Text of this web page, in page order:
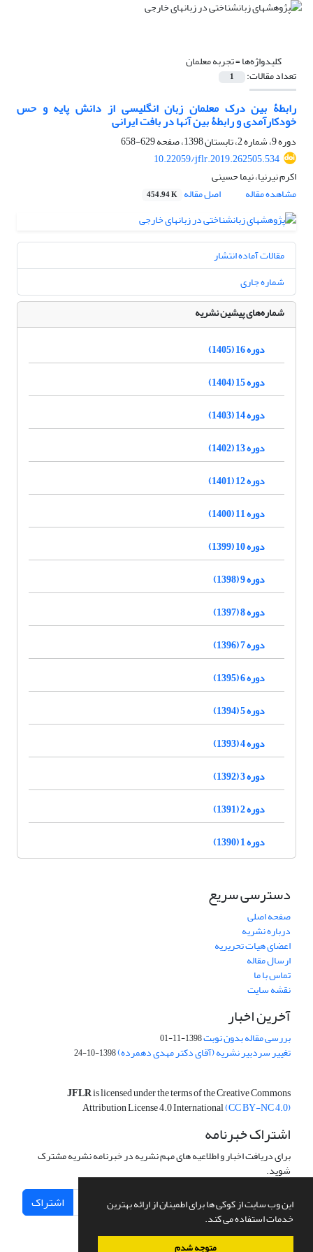
این وب سایت از کوکی ها برای اطمینان از ارائه بهترین
خدمات استفاده می کند.
متوجه شدم
کلیدواژه‌ها =تجربه معلمان
تعداد مقالات: 1
رابطۀ بین درک معلمان زبان انگلیسی از دانش پایه و حس
خودکارآمدی و رابطۀ بین آنها در بافت ایرانی
دوره 9، شماره 2، تابستان 1398، صفحه
629-658
10.22059/jflr.2019.262505.534
اکرم نیرنیا، نیما حسینی
مشاهده مقاله
اصل مقاله 454.94 K
مقالات آماده انتشار
شماره جاری
شماره‌های پیشین نشریه
دوره 16 (1405)
دوره 15 (1404)
دوره 14 (1403)
دوره 13 (1402)
دوره 12 (1401)
دوره 11 (1400)
دوره 10 (1399)
دوره 9 (1398)
دوره 8 (1397)
دوره 7 (1396)
دوره 6 (1395)
دوره 5 (1394)
دوره 4 (1393)
دوره 3 (1392)
دوره 2 (1391)
دوره 1 (1390)
دسترسی سریع
صفحه اصلی
درباره نشریه
اعضای هیات تحریریه
ارسال مقاله
تماس با ما
نقشه سایت
آخرین اخبار
بررسی مقاله بدون نوبت1398-11-01
تغییر سردبیر نشریه (آقای دکتر مهدی دهمرده)1398-10-24
JFLRis licensed under the terms of the Creative Commons
Attribution License 4.0 International(CC BY-NC 4.0)
اشتراک خبرنامه
برای دریافت اخبار و اطلاعیه های مهم نشریه در خبرنامه نشریه مشترک
شوید.
اشتراک